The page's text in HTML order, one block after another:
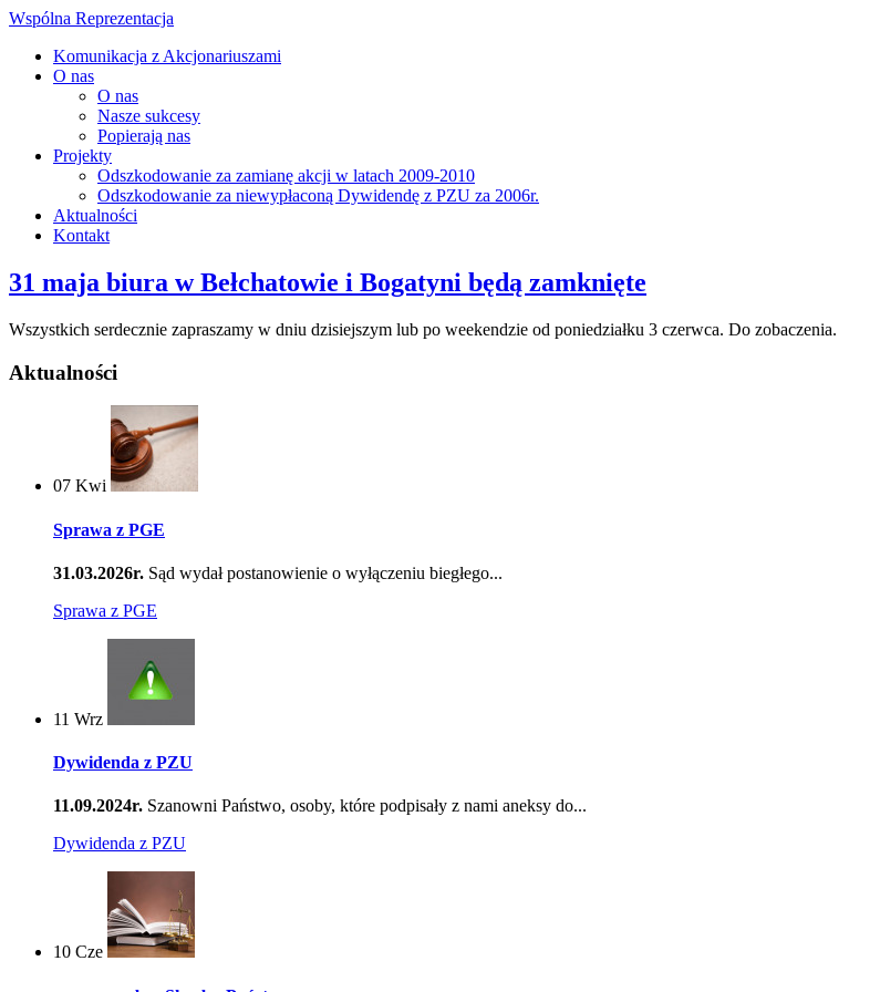
Wspólna Reprezentacja
Komunikacja z Akcjonariuszami
O nas
O nas
Nasze sukcesy
Popierają nas
Projekty
Odszkodowanie za zamianę akcji w latach 2009-2010
Odszkodowanie za niewypłaconą Dywidendę z PZU za 2006r.
Aktualności
Kontakt
31 maja biura w Bełchatowie i Bogatyni będą zamknięte
Wszystkich serdecznie zapraszamy w dniu dzisiejszym lub po weekendzie od poniedziałku 3 czerwca. Do zobaczenia.
Aktualności
07 Kwi
Sprawa z PGE
31.03.2026r. Sąd wydał postanowienie o wyłączeniu biegłego...
Sprawa z PGE
11 Wrz
Dywidenda z PZU
11.09.2024r. Szanowni Państwo, osoby, które podpisały z nami aneksy do...
Dywidenda z PZU
10 Cze